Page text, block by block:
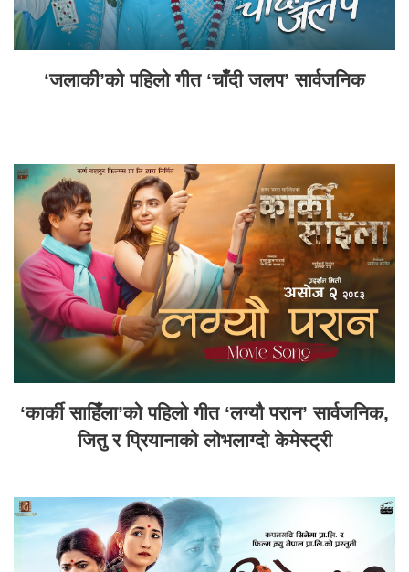
‘जलाकी’को पहिलो गीत ‘चाँदी जलप’ सार्वजनिक
‘कार्की साहिँला’को पहिलो गीत ‘लग्यौ परान’ सार्वजनिक,
जितु र प्रियानाको लोभलाग्दो केमेस्ट्री